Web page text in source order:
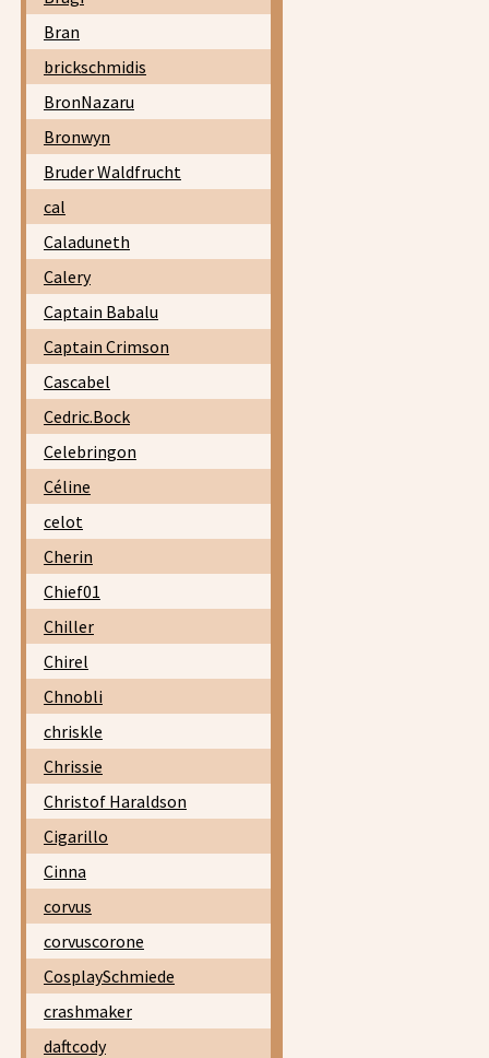
Bran
brickschmidis
BronNazaru
Bronwyn
Bruder Waldfrucht
cal
Caladuneth
Calery
Captain Babalu
Captain Crimson
Cascabel
Cedric.Bock
Celebringon
Céline
celot
Cherin
Chief01
Chiller
Chirel
Chnobli
chriskle
Chrissie
Christof Haraldson
Cigarillo
Cinna
corvus
corvuscorone
CosplaySchmiede
crashmaker
daftcody